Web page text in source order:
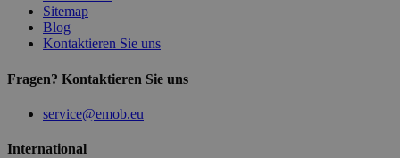
Sitemap
Blog
Kontaktieren Sie uns
Fragen? Kontaktieren Sie uns
service@emob.eu
International